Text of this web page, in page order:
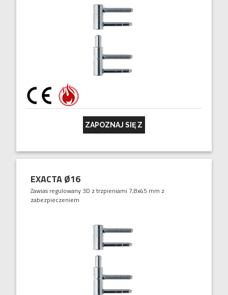
ZAPOZNAJ SIĘ Z
EXACTA Ø16
Zawias regulowany 3D z trzpieniami 7,8x45 mm z
zabezpieczeniem